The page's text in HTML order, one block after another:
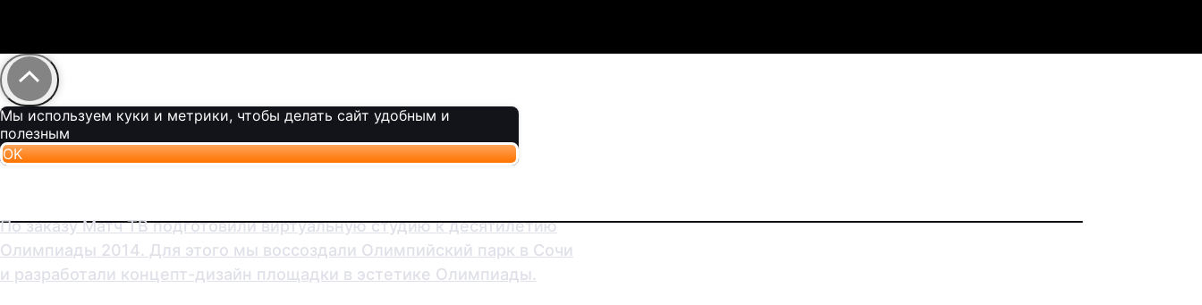
По заказу Матч ТВ подготовили виртуальную студию к десятилетию
Олимпиады 2014. Для этого мы воссоздали Олимпийский парк в Сочи
и разработали концепт-дизайн площадки в эстетике Олимпиады.
Мы используем куки и метрики, чтобы делать сайт удобным и
полезным
OK